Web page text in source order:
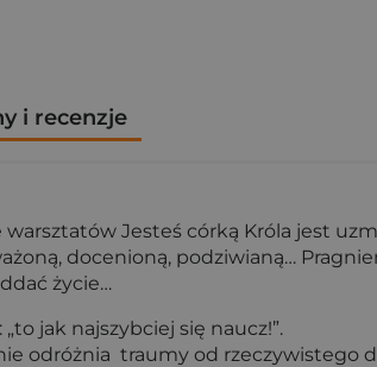
i recenzje
Jesteś córką Króla jest
docenioną, podziwianą…
życie…
jak najszybciej się naucz!”.
odróżnia traumy od